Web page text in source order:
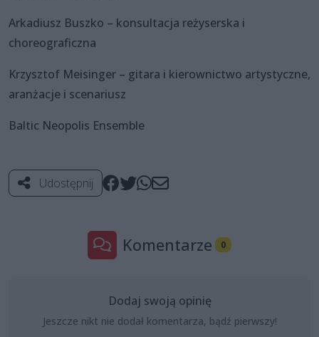
Arkadiusz Buszko – konsultacja reżyserska i
choreograficzna
Krzysztof Meisinger – gitara i kierownictwo artystyczne,
aranżacje i scenariusz
Baltic Neopolis Ensemble
Udostępnij
Komentarze 0
Dodaj swoją opinię
Jeszcze nikt nie dodał komentarza, bądź pierwszy!